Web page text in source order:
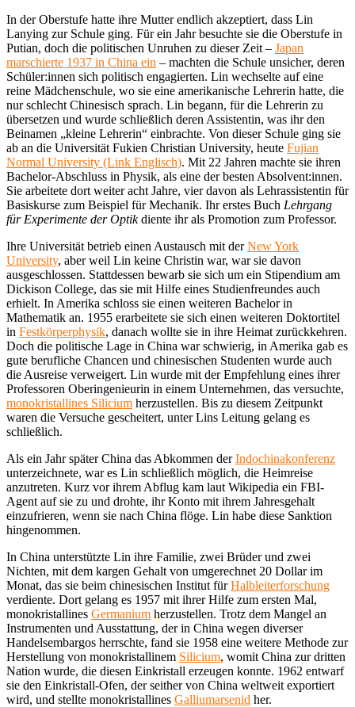
In der Oberstufe hatte ihre Mutter endlich akzeptiert, dass Lin
Lanying zur Schule ging. Für ein Jahr besuchte sie die Oberstufe in
Putian, doch die politischen Unruhen zu dieser Zeit – Japan
marschierte 1937 in China ein – machten die Schule unsicher, deren
Schüler:innen sich politisch engagierten. Lin wechselte auf eine
reine Mädchenschule, wo sie eine amerikanische Lehrerin hatte, die
nur schlecht Chinesisch sprach. Lin begann, für die Lehrerin zu
übersetzen und wurde schließlich deren Assistentin, was ihr den
Beinamen „kleine Lehrerin“ einbrachte. Von dieser Schule ging sie
ab an die Universität Fukien Christian University, heute Fujian
Normal University (Link Englisch). Mit 22 Jahren machte sie ihren
Bachelor-Abschluss in Physik, als eine der besten Absolvent:innen.
Sie arbeitete dort weiter acht Jahre, vier davon als Lehrassistentin für
Basiskurse zum Beispiel für Mechanik. Ihr erstes Buch Lehrgang
für Experimente der Optikdiente ihr als Promotion zum Professor.
Ihre Universität betrieb einen Austausch mit derNew York
University, aber weil Lin keine Christin war, war sie davon
ausgeschlossen. Stattdessen bewarb sie sich um ein Stipendium am
Dickison College, das sie mit Hilfe eines Studienfreundes auch
erhielt. In Amerika schloss sie einen weiteren Bachelor in
Mathematik an. 1955 erarbeitete sie sich einen weiteren Doktortitel
in Festkörperphysik, danach wollte sie in ihre Heimat zurückkehren.
Doch die politische Lage in China war schwierig, in Amerika gab es
gute berufliche Chancen und chinesischen Studenten wurde auch
die Ausreise verweigert. Lin wurde mit der Empfehlung eines ihrer
Professoren Oberingenieurin in einem Unternehmen, das versuchte,
monokristallines Silicium herzustellen. Bis zu diesem Zeitpunkt
waren die Versuche gescheitert, unter Lins Leitung gelang es
schließlich.
Als ein Jahr später China das Abkommen derIndochinakonferenz
unterzeichnete, war es Lin schließlich möglich, die Heimreise
anzutreten. Kurz vor ihrem Abflug kam laut Wikipedia ein FBI-
Agent auf sie zu und drohte, ihr Konto mit ihrem Jahresgehalt
einzufrieren, wenn sie nach China flöge. Lin habe diese Sanktion
hingenommen.
In China unterstützte Lin ihre Familie, zwei Brüder und zwei
Nichten, mit dem kargen Gehalt von umgerechnet 20 Dollar im
Monat, das sie beim chinesischen Institut fürHalbleiterforschung
verdiente. Dort gelang es 1957 mit ihrer Hilfe zum ersten Mal,
monokristallines Germanium herzustellen. Trotz dem Mangel an
Instrumenten und Ausstattung, der in China wegen diverser
Handelsembargos herrschte, fand sie 1958 eine weitere Methode zur
Herstellung von monokristallinem Silicium, womit China zur dritten
Nation wurde, die diesen Einkristall erzeugen konnte. 1962 entwarf
sie den Einkristall-Ofen, der seither von China weltweit exportiert
wird, und stellte monokristallines Galliumarsenid her.